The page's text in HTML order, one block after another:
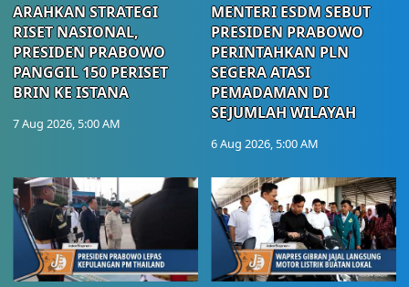
ARAHKAN STRATEGI
RISET NASIONAL,
PRESIDEN PRABOWO
PANGGIL 150 PERISET
BRIN KE ISTANA
7 Aug 2026, 5:00 AM
MENTERI ESDM SEBUT
PRESIDEN PRABOWO
PERINTAHKAN PLN
SEGERA ATASI
PEMADAMAN DI
SEJUMLAH WILAYAH
6 Aug 2026, 5:00 AM